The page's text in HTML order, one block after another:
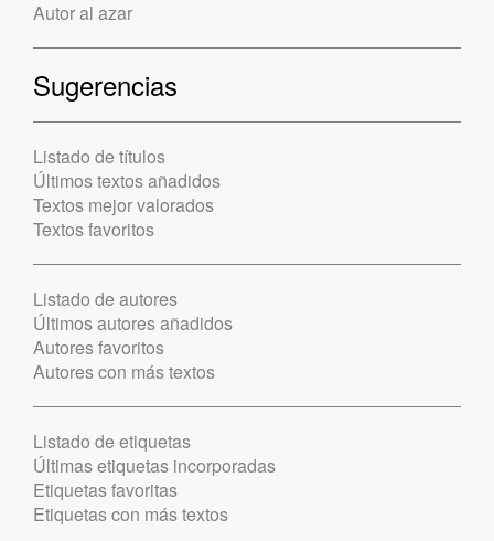
Autor al azar
Sugerencias
Listado de títulos
Últimos textos añadidos
Textos mejor valorados
Textos favoritos
Listado de autores
Últimos autores añadidos
Autores favoritos
Autores con más textos
Listado de etiquetas
Últimas etiquetas incorporadas
Etiquetas favoritas
Etiquetas con más textos